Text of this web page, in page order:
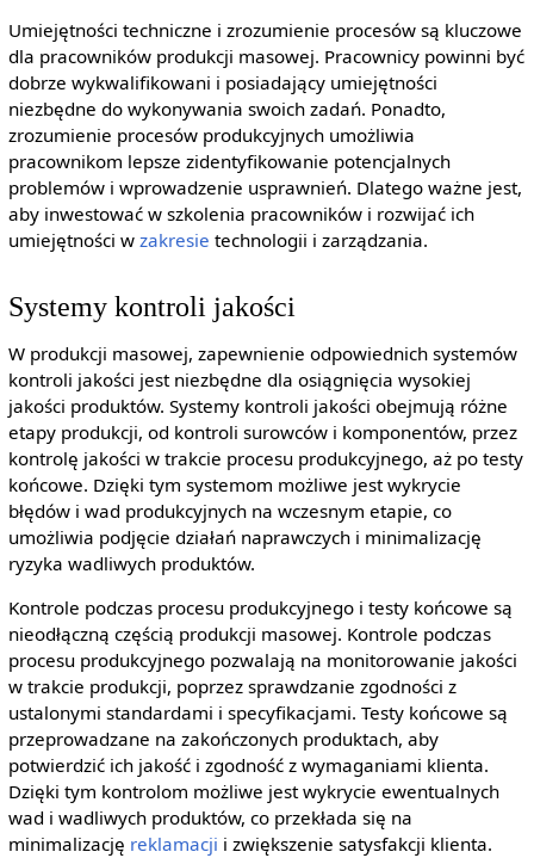
Umiejętności techniczne i zrozumienie procesów są kluczowe
dla pracowników produkcji masowej. Pracownicy powinni być
dobrze wykwalifikowani i posiadający umiejętności
niezbędne do wykonywania swoich zadań. Ponadto,
zrozumienie procesów produkcyjnych umożliwia
pracownikom lepsze zidentyfikowanie potencjalnych
problemów i wprowadzenie usprawnień. Dlatego ważne jest,
aby inwestować w szkolenia pracowników i rozwijać ich
umiejętności w zakresie technologii i zarządzania.
Systemy kontroli jakości
W produkcji masowej, zapewnienie odpowiednich systemów
kontroli jakości jest niezbędne dla osiągnięcia wysokiej
jakości produktów. Systemy kontroli jakości obejmują różne
etapy produkcji, od kontroli surowców i komponentów, przez
kontrolę jakości w trakcie procesu produkcyjnego, aż po testy
końcowe. Dzięki tym systemom możliwe jest wykrycie
błędów i wad produkcyjnych na wczesnym etapie, co
umożliwia podjęcie działań naprawczych i minimalizację
ryzyka wadliwych produktów.
Kontrole podczas procesu produkcyjnego i testy końcowe są
nieodłączną częścią produkcji masowej. Kontrole podczas
procesu produkcyjnego pozwalają na monitorowanie jakości
w trakcie produkcji, poprzez sprawdzanie zgodności z
ustalonymi standardami i specyfikacjami. Testy końcowe są
przeprowadzane na zakończonych produktach, aby
potwierdzić ich jakość i zgodność z wymaganiami klienta.
Dzięki tym kontrolom możliwe jest wykrycie ewentualnych
wad i wadliwych produktów, co przekłada się na
minimalizację reklamacji i zwiększenie satysfakcji klienta.